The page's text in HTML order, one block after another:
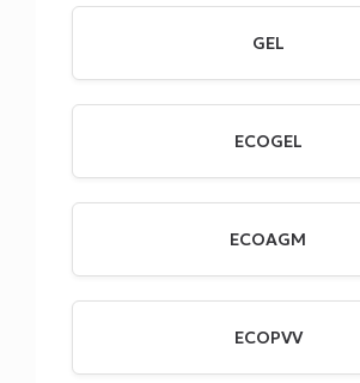
GEL
ECOGEL
ECOAGM
ECOPVV